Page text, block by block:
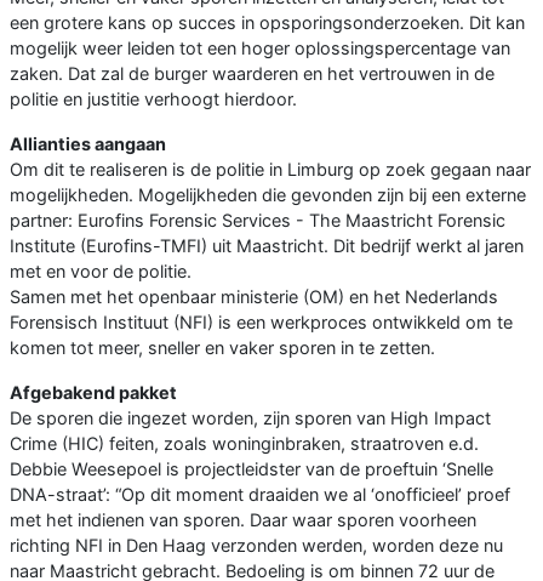
een grotere kans op succes in opsporingsonderzoeken. Dit kan
mogelijk weer leiden tot een hoger oplossingspercentage van
zaken. Dat zal de burger waarderen en het vertrouwen in de
politie en justitie verhoogt hierdoor.
Allianties aangaan
Om dit te realiseren is de politie in Limburg op zoek gegaan naar
mogelijkheden. Mogelijkheden die gevonden zijn bij een externe
partner: Eurofins Forensic Services - The Maastricht Forensic
Institute (Eurofins-TMFI) uit Maastricht. Dit bedrijf werkt al jaren
met en voor de politie.
Samen met het openbaar ministerie (OM) en het Nederlands
Forensisch Instituut (NFI) is een werkproces ontwikkeld om te
komen tot meer, sneller en vaker sporen in te zetten.
Afgebakend pakket
De sporen die ingezet worden, zijn sporen van High Impact
Crime (HIC) feiten, zoals woninginbraken, straatroven e.d.
Debbie Weesepoel is projectleidster van de proeftuin ‘Snelle
DNA-straat’: “Op dit moment draaiden we al ‘onofficieel’ proef
met het indienen van sporen. Daar waar sporen voorheen
richting NFI in Den Haag verzonden werden, worden deze nu
naar Maastricht gebracht. Bedoeling is om binnen 72 uur de